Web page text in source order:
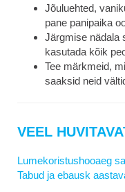
Jõuluehted,
pane panipaika
Järgmise nädala
kasutada kõik
Tee märkmeid,
saaksid neid
VEEL
Lumekoristushooaeg
Tabud ja ebausk